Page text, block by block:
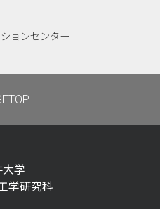
ョンセンター
学
学研究科